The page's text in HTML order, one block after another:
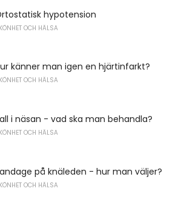
hypotension
OCH HÄLSA
känner man igen en hjärtinfarkt?
OCH HÄLSA
i näsan - vad ska man behandla?
OCH HÄLSA
på knäleden - hur man väljer?
OCH HÄLSA